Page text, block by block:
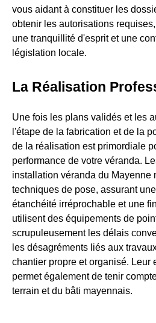
vous aidant à constituer les
obtenir les autorisations
une tranquillité d'esprit et une
législation locale.
La Réalisation
Une fois les plans validés et les
l'étape de la fabrication et de la
de la réalisation est primordiale
performance de votre véranda.
installation véranda du Mayenne
techniques de pose, assurant
étanchéité irréprochable et une
utilisent des équipements de
scrupuleusement les délais
les désagréments liés aux
chantier propre et organisé. Leur
permet également de tenir
terrain et du bâti mayennais.